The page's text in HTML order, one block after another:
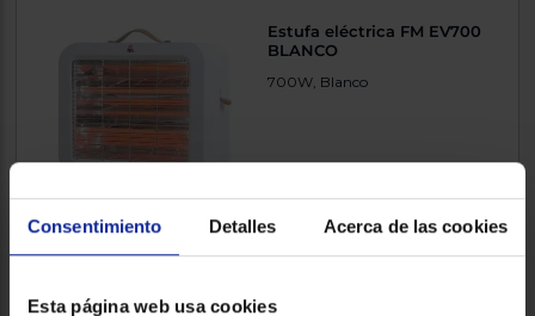
Consentimiento Detalles Acerca de las cookies
Esta página web usa cookies
Estufa eléctrica FM EV700
BLANCO
700W, Blanco
27,90 €